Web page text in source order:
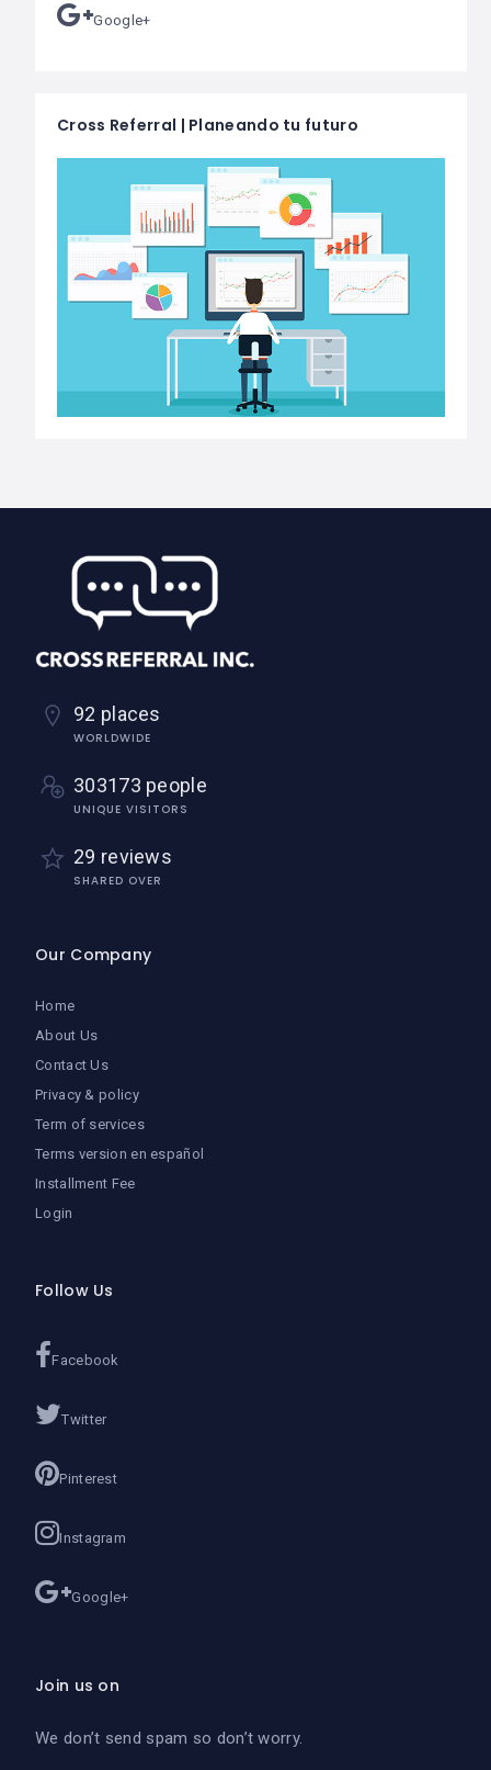
Google+
Cross Referral | Planeando tu futuro
92 places
WORLDWIDE
303173 people
UNIQUE VISITORS
29 reviews
SHARED OVER
Our Company
Home
About Us
Contact Us
Privacy & policy
Term of services
Terms version en español
Installment Fee
Login
Follow Us
Facebook
Twitter
Pinterest
Instagram
Google+
Join us on
We don’t send spam so don’t worry.